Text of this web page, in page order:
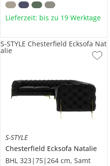
Lieferzeit: bis zu 19 Werktage
S-STYLE
Chesterfield Ecksofa Natalie
BHL 323|75|264 cm, Samt
S-STYLE Chesterfield Ecksofa Nat
alie